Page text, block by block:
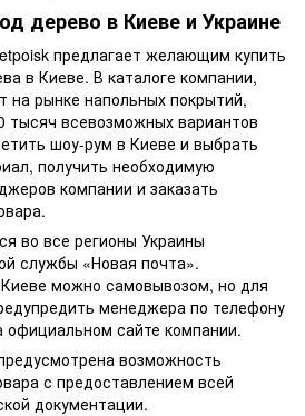
дерево в Киеве и Украине
предлагает желающим купить
в Киеве. В каталоге компании,
рынке напольных покрытий,
тысяч всевозможных вариантов
шоу-рум в Киеве и выбрать
получить необходимую
компании и заказать
во все регионы Украины
службы «Новая почта».
можно самовывозом, но для
менеджера по телефону
официальном сайте компании.
возможность
с предоставлением всей
документации.